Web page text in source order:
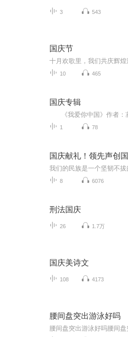
3 543
国庆节
10 465
国庆专辑
1 78
国庆献礼！领先声创
8 6076
刑法国庆
26 1.7万
国庆美诗文
108 4173
腰间盘突出游泳好吗